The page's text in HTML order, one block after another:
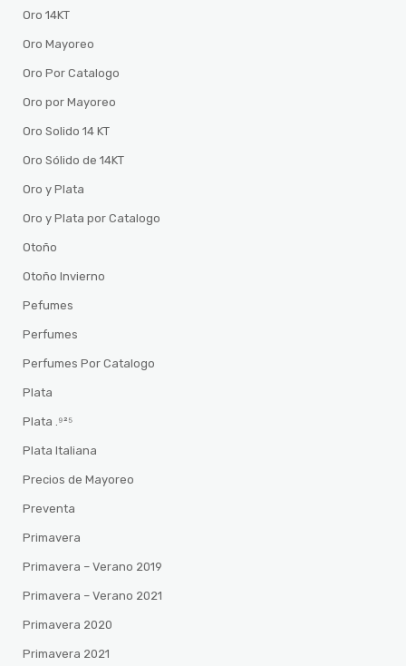
Oro 14KT
Oro Mayoreo
Oro Por Catalogo
Oro por Mayoreo
Oro Solido 14 KT
Oro Sólido de 14KT
Oro y Plata
Oro y Plata por Catalogo
Otoño
Otoño Invierno
Pefumes
Perfumes
Perfumes Por Catalogo
Plata
Plata .⁹²⁵
Plata Italiana
Precios de Mayoreo
Preventa
Primavera
Primavera – Verano 2019
Primavera – Verano 2021
Primavera 2020
Primavera 2021